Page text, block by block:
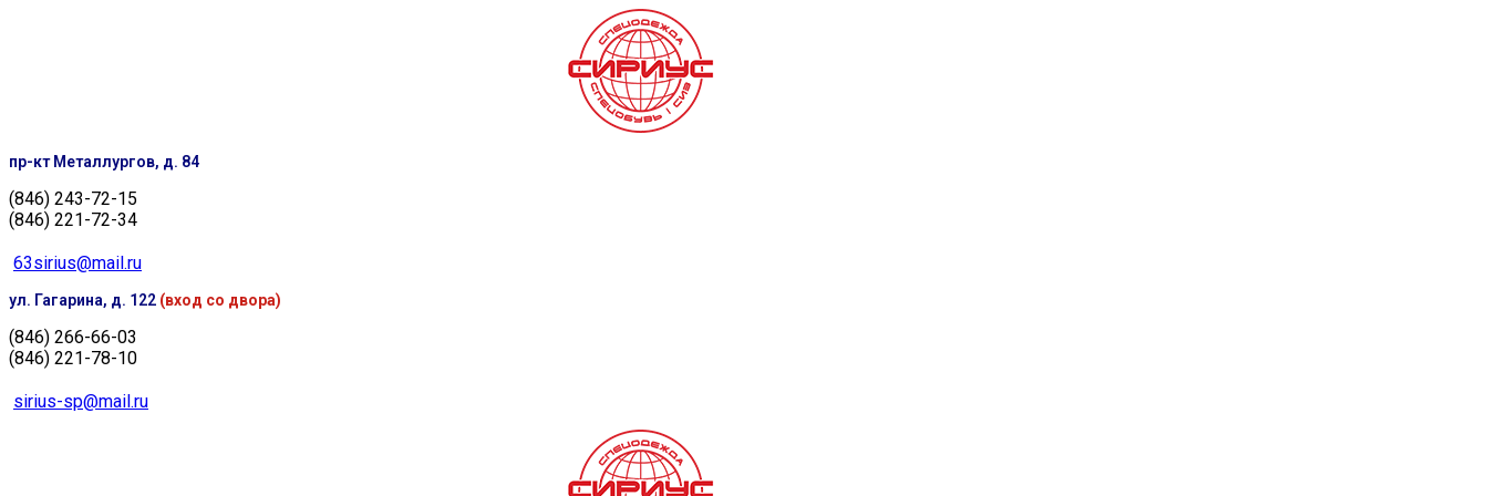
пр-кт Металлургов, д. 84
(846) 243-72-15
(846) 221-72-34
63sirius@mail.ru
ул. Гагарина, д. 122 (вход со двора)
(846) 266-66-03
(846) 221-78-10
sirius-sp@mail.ru